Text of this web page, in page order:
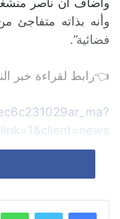
وأنه بذاته متفاجئ
فضائية”.
👈رابط لقراءة خبر
link=1&client=news